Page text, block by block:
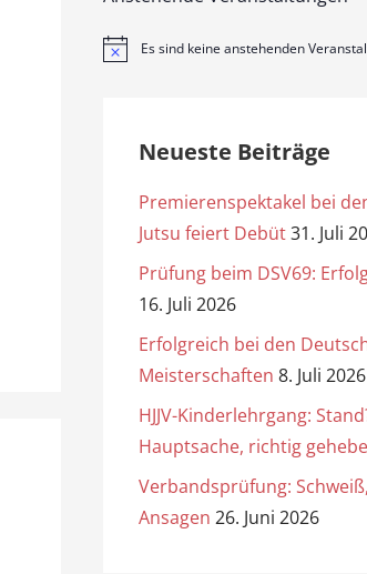
H
Es sind keine anstehenden
Neueste Beiträge
Premierenspektakel bei
Jutsu feiert Debüt31. Juli
Prüfung beim DSV69:
16. Juli 2026
Erfolgreich bei den
Meisterschaften 8. Juli 2026
HJJV-Kinderlehrgang:
Hauptsache, richtig
Verbandsprüfung:
Ansagen 26. Juni 2026